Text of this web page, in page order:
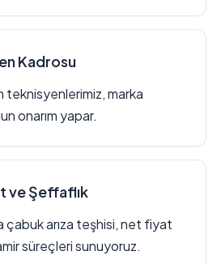
Kadrosu
teknisyenlerimiz, marka
onarım yapar.
ve Şeffaflık
çabuk arıza teşhisi, net fiyat
süreçleri sunuyoruz.